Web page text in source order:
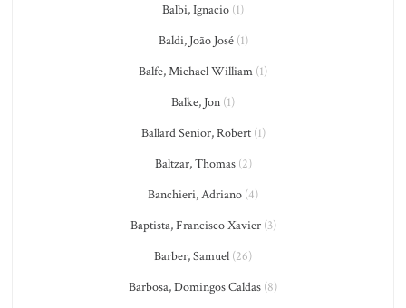
Balbi, Ignacio (1)
Baldi, João José(1)
Balfe, Michael William (1)
Balke, Jon (1)
Ballard Senior, Robert(1)
Baltzar, Thomas(2)
Banchieri, Adriano (4)
Baptista, Francisco Xavier(3)
Barber, Samuel (26)
Barbosa, Domingos Caldas (8)